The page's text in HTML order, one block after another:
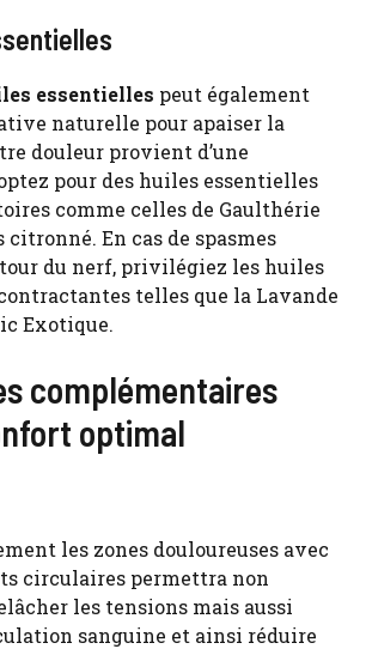
essentielles peut également
naturelle pour apaiser la
douleur provient d’une
pour des huiles essentielles
comme celles de Gaulthérie
citronné. En cas de spasmes
du nerf, privilégiez les huiles
telles que la Lavande
Exotique.
complémentaires
optimal
les zones douloureuses avec
circulaires permettra non
les tensions mais aussi
sanguine et ainsi réduire